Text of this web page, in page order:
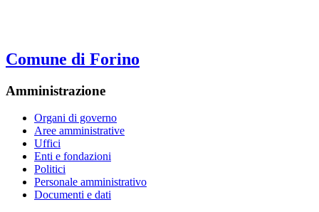
Comune di Forino
Amministrazione
Organi di governo
Aree amministrative
Uffici
Enti e fondazioni
Politici
Personale amministrativo
Documenti e dati